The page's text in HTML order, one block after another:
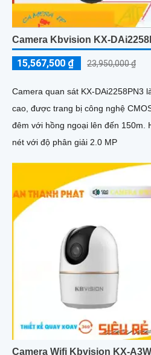
Camera Kbvision KX-
15,567,500 ₫ 23,950,000 ₫
Camera quan sát KX-DAi2258PN3
cao, được trang bị công nghệ
đêm với hồng ngoại lên đến 150m. Hình ảnh được hiển thị rõ
nét với độ phân giải 2.0 MP
Camera Wifi Kbvision KX-A3W